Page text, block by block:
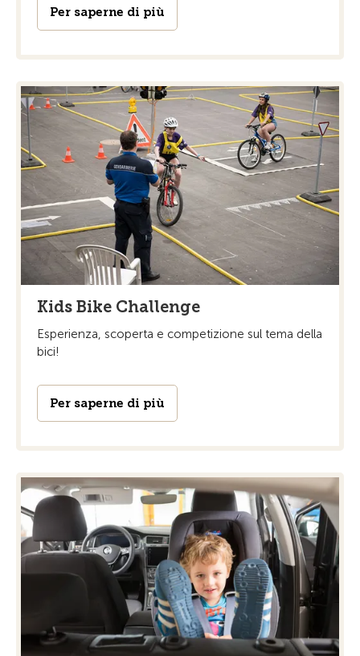
Per saperne di più
Kids Bike Challenge
Esperienza, scoperta e competizione sul tema della
bici!
Per saperne di più